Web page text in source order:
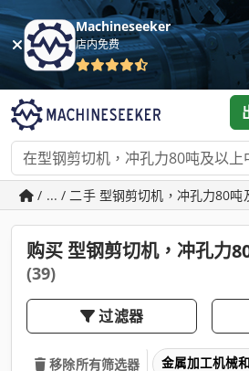
Machineseeker
店内免费
/ ... / 二手 型钢剪切机，冲孔力80吨
购买 型钢剪切机，冲孔力
(39)
过滤器
移除所有筛选器 金属加工机械